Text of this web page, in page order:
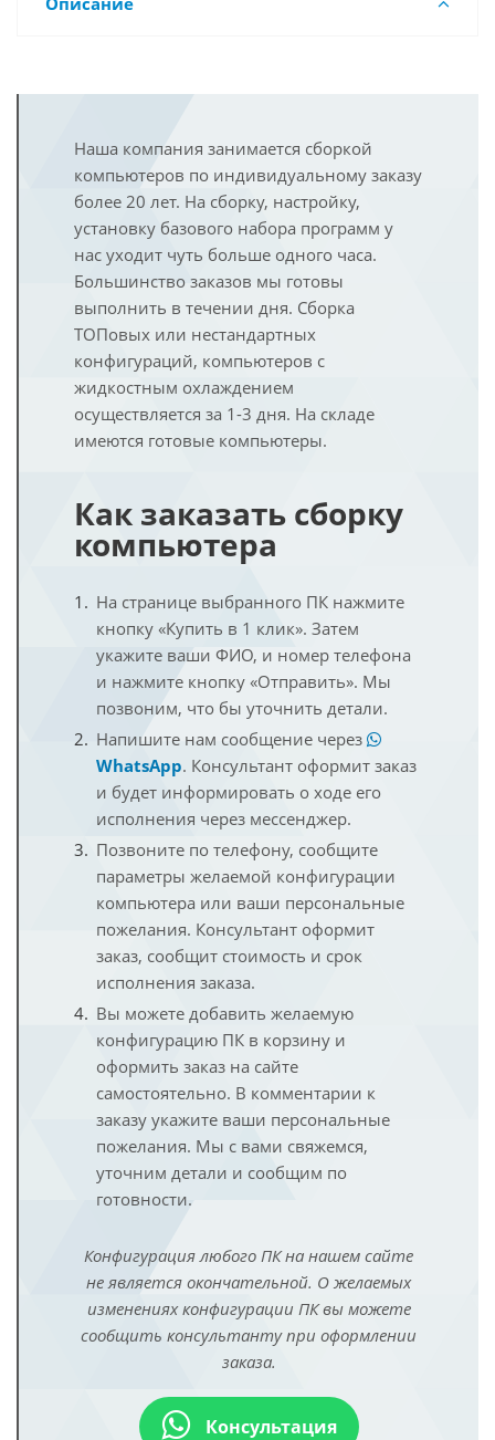
Наша компания занимается сборкой
компьютеров по индивидуальному заказу
более 20 лет. На сборку, настройку,
установку базового набора программ у
нас уходит чуть больше одного часа.
Большинство заказов мы готовы
выполнить в течении дня. Сборка
ТОПовых или нестандартных
конфигураций, компьютеров с
жидкостным охлаждением
осуществляется за 1-3 дня. На складе
имеются готовые компьютеры.
Как заказать сборку
компьютера
На странице выбранного ПК нажмите
кнопку «Купить в 1 клик». Затем
укажите ваши ФИО, и номер телефона
и нажмите кнопку «Отправить». Мы
позвоним, что бы уточнить детали.
Напишите нам сообщение через
WhatsApp. Консультант оформит заказ
и будет информировать о ходе его
исполнения через мессенджер.
Позвоните по телефону, сообщите
параметры желаемой конфигурации
компьютера или ваши персональные
пожелания. Консультант оформит
заказ, сообщит стоимость и срок
исполнения заказа.
Вы можете добавить желаемую
конфигурацию ПК в корзину и
оформить заказ на сайте
самостоятельно. В комментарии к
заказу укажите ваши персональные
пожелания. Мы с вами свяжемся,
уточним детали и сообщим по
готовности.
Конфигурация любого ПК на нашем сайте
не является окончательной. О желаемых
изменениях конфигурации ПК вы можете
сообщить консультанту при оформлении
заказа.
Консультация